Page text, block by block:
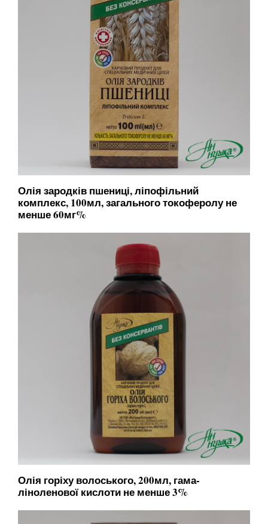
Олія зародків пшениці, ліпофільний
комплекс, 100мл, загального токоферолу не
менше 60мг%
Олія горіху волоського, 200мл, гама-
ліноленової кислоти не менше 3%